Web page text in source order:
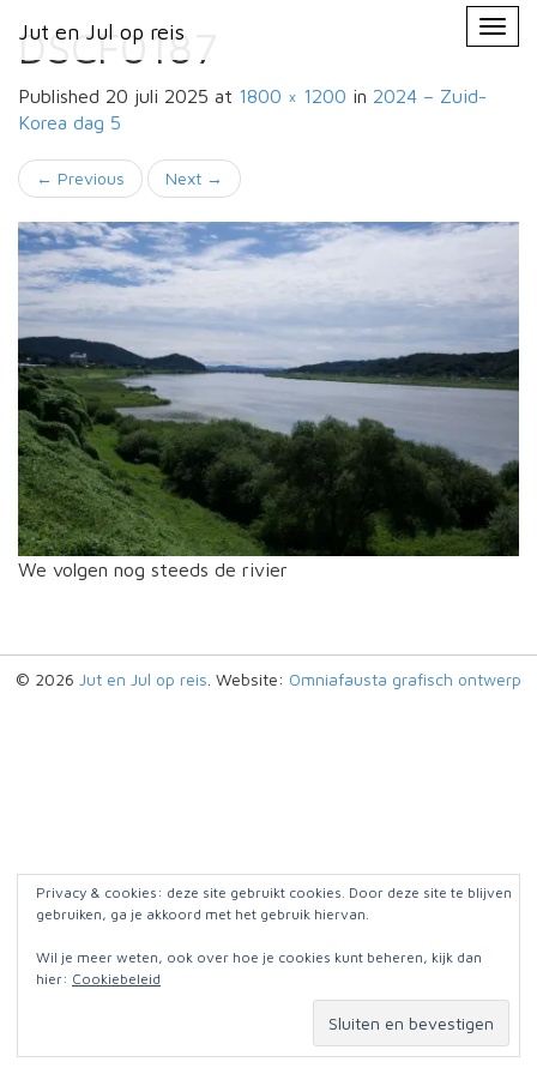
Jut en Jul op reis
Primary
Menu
Jut en Jul op reis
DSCF0187
Published 20 juli 2025 at 1800 × 1200 in 2024 – Zuid-
Korea dag 5
← Previous Next →
We volgen nog steeds de rivier
© 2026 Jut en Jul op reis . Website: Omniafausta grafisch ontwerp
Privacy & cookies: deze site gebruikt cookies. Door deze site te blijven
gebruiken, ga je akkoord met het gebruik hiervan.
Wil je meer weten, ook over hoe je cookies kunt beheren, kijk dan
hier: Cookiebeleid